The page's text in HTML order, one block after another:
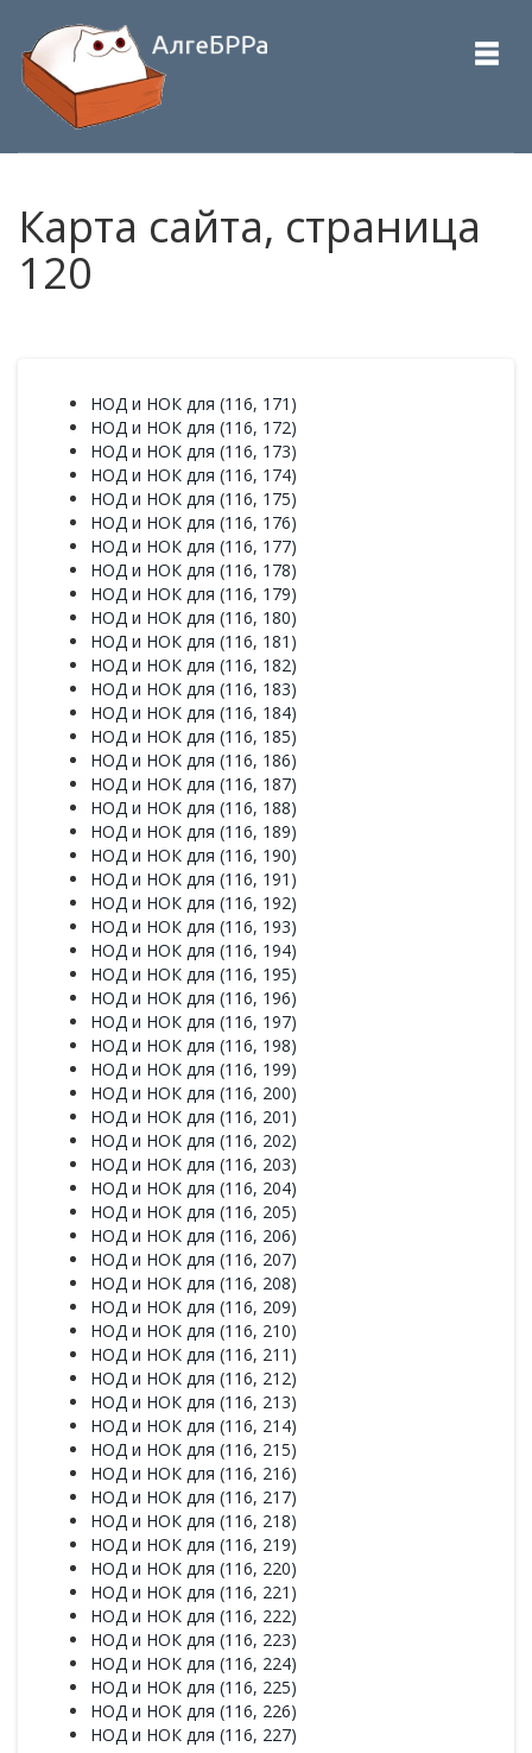
Карта сайта, страница
120
НОД и НОК для (116, 171)
НОД и НОК для (116, 172)
НОД и НОК для (116, 173)
НОД и НОК для (116, 174)
НОД и НОК для (116, 175)
НОД и НОК для (116, 176)
НОД и НОК для (116, 177)
НОД и НОК для (116, 178)
НОД и НОК для (116, 179)
НОД и НОК для (116, 180)
НОД и НОК для (116, 181)
НОД и НОК для (116, 182)
НОД и НОК для (116, 183)
НОД и НОК для (116, 184)
НОД и НОК для (116, 185)
НОД и НОК для (116, 186)
НОД и НОК для (116, 187)
НОД и НОК для (116, 188)
НОД и НОК для (116, 189)
НОД и НОК для (116, 190)
НОД и НОК для (116, 191)
НОД и НОК для (116, 192)
НОД и НОК для (116, 193)
НОД и НОК для (116, 194)
НОД и НОК для (116, 195)
НОД и НОК для (116, 196)
НОД и НОК для (116, 197)
НОД и НОК для (116, 198)
НОД и НОК для (116, 199)
НОД и НОК для (116, 200)
НОД и НОК для (116, 201)
НОД и НОК для (116, 202)
НОД и НОК для (116, 203)
НОД и НОК для (116, 204)
НОД и НОК для (116, 205)
НОД и НОК для (116, 206)
НОД и НОК для (116, 207)
НОД и НОК для (116, 208)
НОД и НОК для (116, 209)
НОД и НОК для (116, 210)
НОД и НОК для (116, 211)
НОД и НОК для (116, 212)
НОД и НОК для (116, 213)
НОД и НОК для (116, 214)
НОД и НОК для (116, 215)
НОД и НОК для (116, 216)
НОД и НОК для (116, 217)
НОД и НОК для (116, 218)
НОД и НОК для (116, 219)
НОД и НОК для (116, 220)
НОД и НОК для (116, 221)
НОД и НОК для (116, 222)
НОД и НОК для (116, 223)
НОД и НОК для (116, 224)
НОД и НОК для (116, 225)
НОД и НОК для (116, 226)
НОД и НОК для (116, 227)